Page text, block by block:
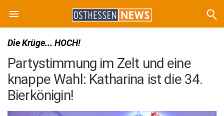
Die Krüge... HOCH!
Partystimmung im Zelt und eine
knappe Wahl: Katharina ist die 34.
Bierkönigin!